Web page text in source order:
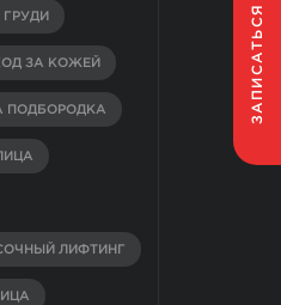
ЗАПИСАТЬСЯ
ГРУДИ
ЗА КОЖЕЙ
ПОДБОРОДКА
ЛИФТИНГ